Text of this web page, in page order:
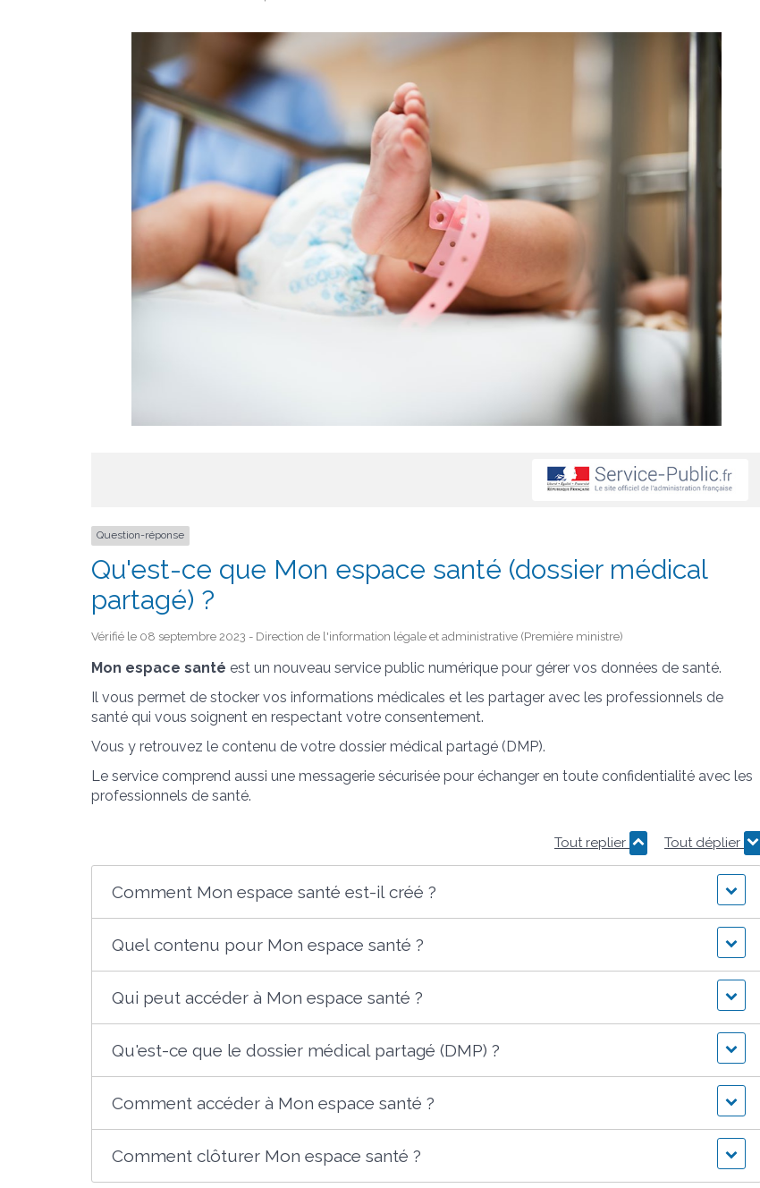
Question-réponse
Qu'est-ce que Mon espace santé (dossier médical
partagé) ?
Vérifié le 08 septembre 2023 - Direction de l'information légale et administrative (Première ministre)
Mon espace santé est un nouveau service public numérique pour gérer vos données de santé.
Il vous permet de stocker vos informations médicales et les partager avec les professionnels de
santé qui vous soignent en respectant votre consentement.
Vous y retrouvez le contenu de votre dossier médical partagé (DMP).
Le service comprend aussi une messagerie sécurisée pour échanger en toute confidentialité avec les
professionnels de santé.
Tout replier Tout déplier
Comment Mon espace santé est-il créé ?
Quel contenu pour Mon espace santé ?
Qui peut accéder à Mon espace santé ?
Qu'est-ce que le dossier médical partagé (DMP) ?
Comment accéder à Mon espace santé ?
Comment clôturer Mon espace santé ?